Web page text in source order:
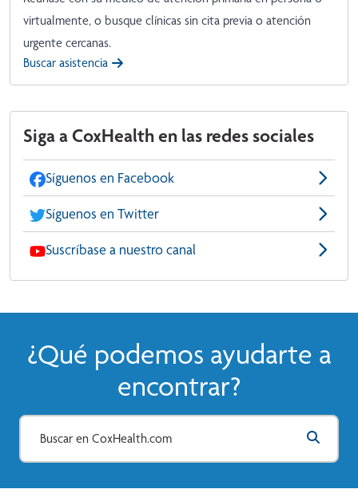
virtualmente, o busque clínicas sin cita previa o atención
urgente cercanas.
Buscar asistencia
Siga a CoxHealth en las redes sociales
Síguenos en Facebook
Síguenos en Twitter
Suscríbase a nuestro canal
¿Qué podemos ayudarte a
encontrar?